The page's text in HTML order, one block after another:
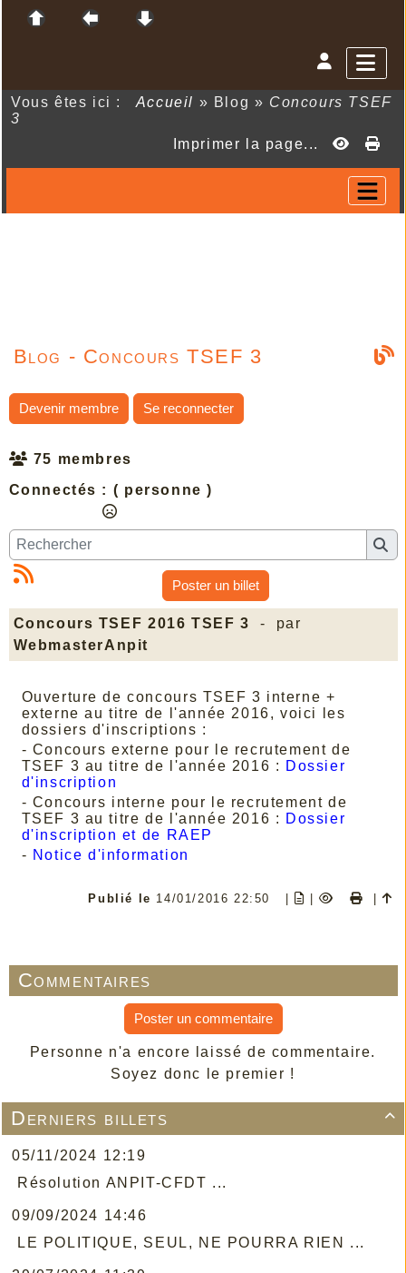
Vous êtes ici : Accueil » Blog » Concours TSEF
3
Imprimer la page...

Derniers billets
05/11/2024 12:19
Résolution ANPIT-CFDT ...
09/09/2024 14:46
LE POLITIQUE, SEUL, NE POURRA RIEN ...
Blog - Concours TSEF 3
Devenir membre Se reconnecter
75 membres
Connectés : ( personne )
Poster un billet
Concours TSEF 2016 TSEF 3 - par
WebmasterAnpit
Ouverture de concours TSEF 3 interne +
externe au titre de l'année 2016, voici les
dossiers d'inscriptions :
- Concours externe pour le recrutement de
TSEF 3 au titre de l'année 2016 : Dossier
d'inscription
- Concours interne pour le recrutement de
TSEF 3 au titre de l'année 2016 : Dossier
d'inscription et de RAEP
- Notice d'information
Publié le 14/01/2016 22:50 | | |
Commentaires
Poster un commentaire
Personne n'a encore laissé de commentaire.
Soyez donc le premier !